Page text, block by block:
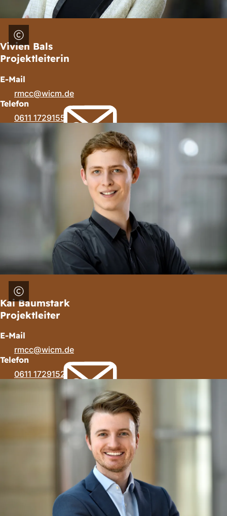
Vivien Bals
Projektleiterin
E-Mail
rmcc
wicm de
Telefon
0611 1729155
Kai Baumstark
Projektleiter
E-Mail
rmcc
wicm de
Telefon
0611 1729152